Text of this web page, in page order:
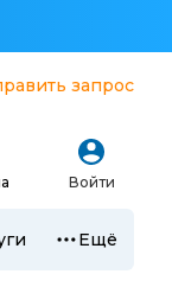
запрос
Войти
Ещё